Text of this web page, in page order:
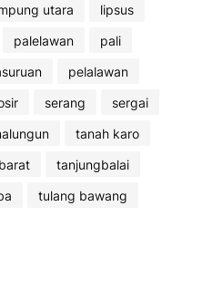
utara
lipsus
palelawan
pali
pelalawan
serang
sergai
tanah karo
tanjungbalai
tulang bawang